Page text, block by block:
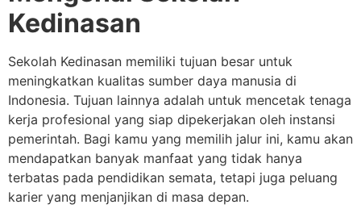
Kedinasan
Sekolah Kedinasan memiliki tujuan besar untuk
meningkatkan kualitas sumber daya manusia di
Indonesia. Tujuan lainnya adalah untuk mencetak tenaga
kerja profesional yang siap dipekerjakan oleh instansi
pemerintah. Bagi kamu yang memilih jalur ini, kamu akan
mendapatkan banyak manfaat yang tidak hanya
terbatas pada pendidikan semata, tetapi juga peluang
karier yang menjanjikan di masa depan.